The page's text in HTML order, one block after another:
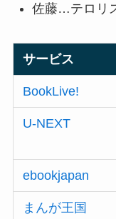
佐藤…テロリ
サービス
BookLive!
U-NEXT
ebookjapan
まんが王国